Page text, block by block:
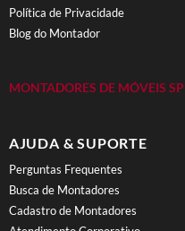
Política de Privacidade
Blog do Montador
MONTADORES DE MÓVEIS SP
AJUDA & SUPORTE
Perguntas Frequentes
Busca de Montadores
Cadastro de Montadores